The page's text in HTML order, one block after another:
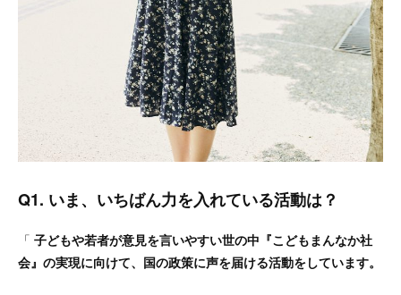
Q1. いま、いちばん力を入れている活動は？
「 子どもや若者が意見を言いやすい世の中『こどもまんなか社
会』の実現に向けて、国の政策に声を届ける活動をしています。